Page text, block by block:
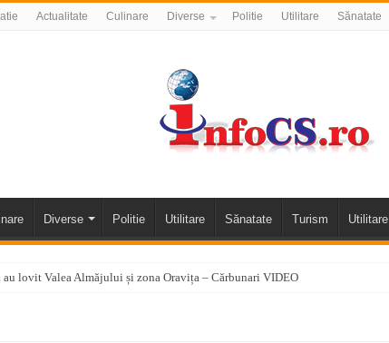
Actualitate Culinare Diverse Politie Utilitare Sănatate
Diverse Politie Utilitare Sănatate Turism Utilitare
lovit Valea Almăjului și zona Oravița – Cărbunari VIDEO
OPRIRE APĂ în ORAVIȚA – 05.08.2026 – avarie